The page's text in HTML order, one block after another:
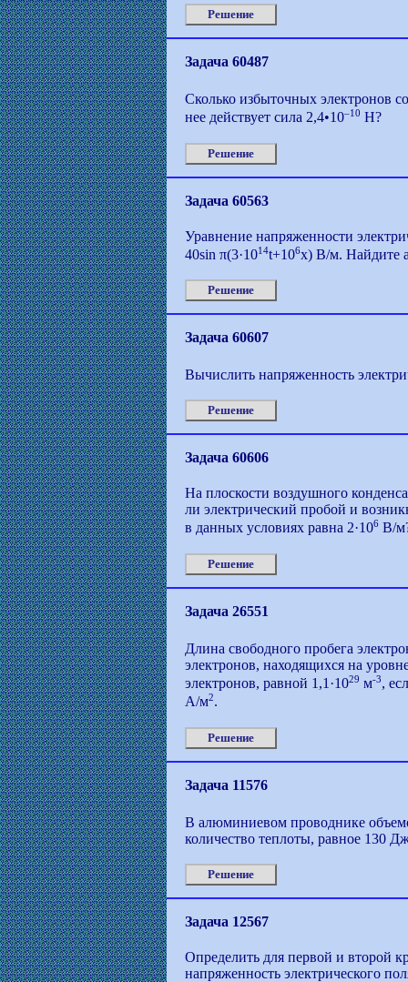
Решение
Задача 60487
Сколько избыточных электронов
нее действует сила 2,4•10–10 H?
Решение
Задача 60563
Уравнение напряженности
40sin π(3·1014t+106x) B/м. Найдите
Решение
Задача 60607
Вычислить напряженность
Решение
Задача 60606
На плоскости воздушного
ли электрический пробой и
в данных условиях равна 2·106 В/
Решение
Задача 26551
Длина свободного пробега
электронов, находящихся на
электронов, равной 1,1·1029 м-3,
А/м2.
Решение
Задача 11576
В алюминиевом проводнике
количество теплоты, равное 130
Решение
Задача 12567
Определить для первой и второй
напряженность электрического